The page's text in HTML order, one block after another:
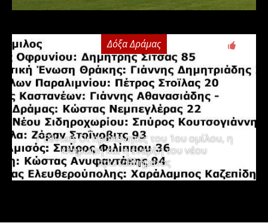
Δόξα Δράμας
Γ΄ Εθνική: Οι προπονητές του 1ου ομίλου, η
κλήρωση και η έναρξη του νέου
πρωταθλήματος